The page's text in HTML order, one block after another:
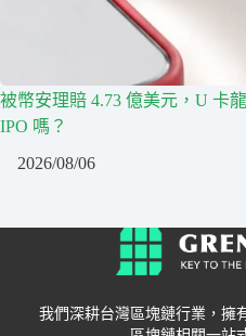
被幣安理賠 4.73 億美元，U 卡
IPO 嗎？
2026/08/06
我們深耕台灣區塊鏈行業，擁